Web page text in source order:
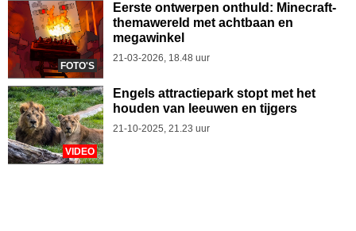
FOTO'S
Eerste ontwerpen onthuld: Minecraft-
themawereld met achtbaan en
megawinkel
21-03-2026, 18.48 uur
VIDEO
Engels attractiepark stopt met het
houden van leeuwen en tijgers
21-10-2025, 21.23 uur